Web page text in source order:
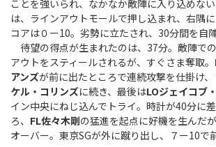
ことを強いられ、なかなか敵陣に入り込めな
は、ラインアウトモールで押し込まれ、右隅
コアは０ー10。劣勢に立たされ、30分間を自
待望の得点が生まれたのは、37分。敵陣で
アウトをスティールされるが、すぐさま奪取。
アンズが前に出たところで連続攻撃を仕掛け、
ケル・コリンズに続き、最後はLOジェイコブ
イン中央にねじ込んでトライ。時計が40分に
ろ、 FL佐々木剛の猛進を起点に好機を生んだ
オーバー。東京SGが外に蹴り出し、７ー10で